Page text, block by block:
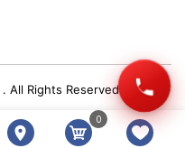
0
. All Rights Reserved.